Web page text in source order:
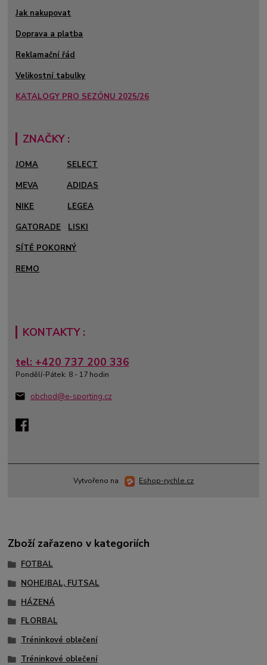
Jak nakupovat
Doprava a platba
Reklamační řád
Velikostní tabulky
KATALOGY PRO SEZÓNU 2025/26
ZNAČKY :
JOMA
SELECT
MEVA
ADIDAS
NIKE
LEGEA
GATORADE
LISKI
SÍTĚ POKORNÝ
REMO
KONTAKTY :
tel: +420 737 200 336
Pondělí-Pátek: 8 - 17 hodin
obchod@e-sporting.cz
Vytvořeno na Eshop-rychle.cz
Zboží zařazeno v kategoriích
FOTBAL
NOHEJBAL, FUTSAL
HÁZENÁ
FLORBAL
Tréninkové oblečení
Tréninkové oblečení